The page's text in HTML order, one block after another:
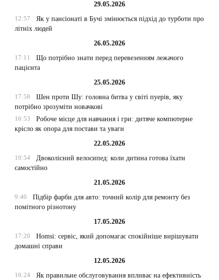
29.05.2026
12:57
Як у пансіонаті в Бучі змінюється підхід до турботи про
літніх людей
26.05.2026
17:11
Що потрібно знати перед перевезенням лежачого
пацієнта
25.05.2026
17:58
Шен проти Шу: головна битва у світі пуерів, яку
потрібно зрозуміти новачкові
16:53
Робоче місце для навчання і гри: дитяче компютерне
крісло як опора для постави та уваги
22.05.2026
10:54
Двоколісний велосипед: коли дитина готова їхати
самостійно
21.05.2026
9:40
Підбір фарби для авто: точний колір для ремонту без
помітного різнотону
17.05.2026
17:20
Homsi: сервіс, який допомагає спокійніше вирішувати
домашні справи
12.05.2026
16:24
Як правильне обслуговування впливає на ефективність